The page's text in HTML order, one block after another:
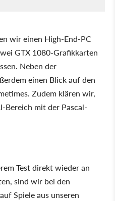
wir einen High-End-PC
GTX 1080-Grafikkarten
Neben der
einen Blick auf den
Zudem klären wir,
Bereich mit der Pascal-
Test direkt wieder an
sind wir bei den
Spiele aus unseren